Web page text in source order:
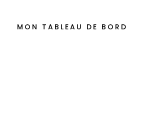
MON TABLEAU DE BORD